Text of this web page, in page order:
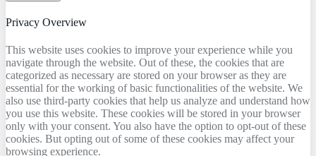
Privacy Overview
This website uses cookies to improve your experience while you
navigate through the website. Out of these, the cookies that are
categorized as necessary are stored on your browser as they are
essential for the working of basic functionalities of the website. We
also use third-party cookies that help us analyze and understand how
you use this website. These cookies will be stored in your browser
only with your consent. You also have the option to opt-out of these
cookies. But opting out of some of these cookies may affect your
browsing experience.